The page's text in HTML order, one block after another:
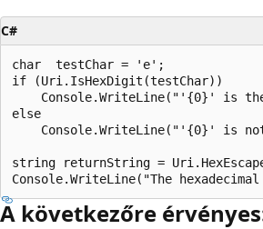
C#
char  testChar = 'e';
if (Uri.IsHexDigit(testChar))
Console.WriteLine("'{0}' is
else
Console.WriteLine("'{0}' is
string returnString =
A következőre